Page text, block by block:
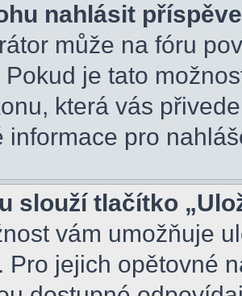
nahlásit
může na fóru
Pokud je tato
která vás
informace pro
slouží tlačítko
vám umožňuje
Pro jejich opětovné